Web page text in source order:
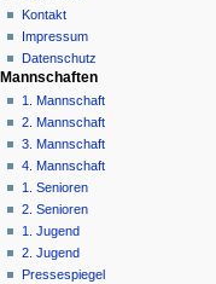
a
i
o
n
s
m
e
n
ü
Versionsgeschichte
Kontakt
Impressum
Datenschutz
Mannschaften
1. Mannschaft
2. Mannschaft
3. Mannschaft
4. Mannschaft
1. Senioren
2. Senioren
1. Jugend
2. Jugend
Pressespiegel